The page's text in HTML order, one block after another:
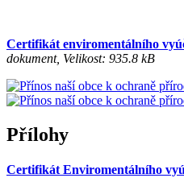
Certifikát enviromentálního
dokument, Velikost: 935.8 kB
Přílohy
Certifikát Enviromentálního